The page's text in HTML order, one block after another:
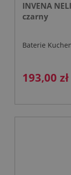
INVENA
czarny
Baterie
193,00 zł